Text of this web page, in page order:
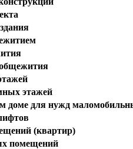
этажей
доме для нужд
(квартир)
помещений